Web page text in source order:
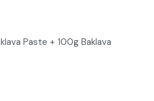
Paste + 100g Baklava